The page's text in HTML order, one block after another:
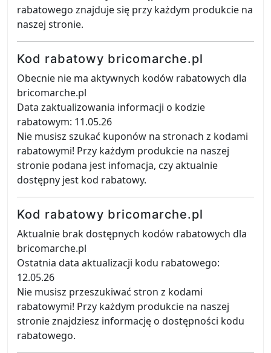
rabatowego znajduje się przy każdym produkcie na
naszej stronie.
Kod rabatowy bricomarche.pl
Obecnie nie ma aktywnych kodów rabatowych dla
bricomarche.pl
Data zaktualizowania informacji o kodzie
rabatowym: 11.05.26
Nie musisz szukać kuponów na stronach z kodami
rabatowymi! Przy każdym produkcie na naszej
stronie podana jest infomacja, czy aktualnie
dostępny jest kod rabatowy.
Kod rabatowy bricomarche.pl
Aktualnie brak dostępnych kodów rabatowych dla
bricomarche.pl
Ostatnia data aktualizacji kodu rabatowego:
12.05.26
Nie musisz przeszukiwać stron z kodami
rabatowymi! Przy każdym produkcie na naszej
stronie znajdziesz informację o dostępności kodu
rabatowego.